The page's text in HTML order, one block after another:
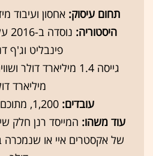
תחום עיסוק: אחסון ועיבוד
היסטוריה:
פינבליט וג'ף
מיליארד
עובדים: 1,200, מתוכם 500 בישראל
עוד משהו: המייסד רנן חלק